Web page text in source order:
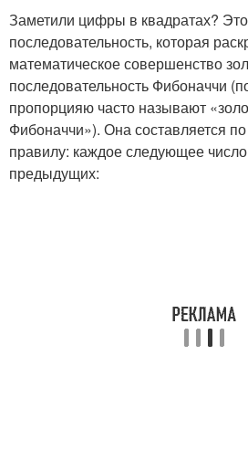
Заметили цифры в квадратах?
последовательность, которая
математическое совершенство
последовательность Фибоначчи
пропорцияю часто называют
Фибоначчи»). Она составляется
правилу: каждое следующее
предыдущих: